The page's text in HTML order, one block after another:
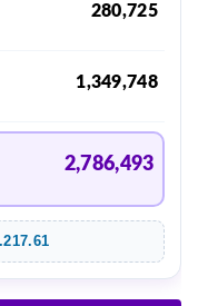
280,725
1,349,748
2,786,493